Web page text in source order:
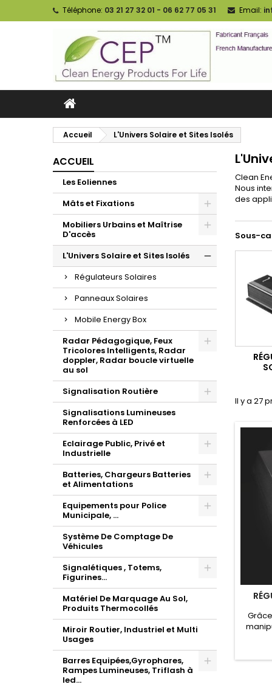
Téléphone: 03 21 27 32 01 - 06 62 77 05 31 Email:
Accueil L'Univers Solaire et Sites Isolés
ACCUEIL
Les Eoliennes
Mâts et Fixations
Mobiliers Urbains et Maîtrise
D'accès
L'Univers Solaire et Sites Isolés
Régulateurs Solaires
Panneaux Solaires
Mobile Energy Box
Radar Pédagogique, Feux
Tricolores Intelligents, Radar
doppler, Radar boucle virtuelle
au sol
Signalisation Routière
Signalisations Lumineuses
Renforcées à LED
Eclairage Public, Privé et
Industrielle
Batteries, Chargeurs Batteries
et Alimentations
Equipements pour Police
Municipale, ...
Système De Comptage De
Véhicules
Signalétiques , Totems,
Figurines...
Matériel De Marquage Au Sol,
Produits Thermocollés
Miroir Routier, Industriel et Multi
Usages
Barres Equipées,Gyrophares,
Rampes Lumineuses, Triflash à
led...
Clean
Nous
des
Sous-
Il y a 27
une